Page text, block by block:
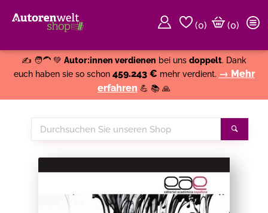
(0)
(0)
✍️ 🧑‍🦱 💚 Autor:innen verdienen bei uns doppelt. Dank
euch haben sie so schon 459.243 € mehr verdient. → Mehr
erfahren 💪 📚 🙏
Durchsuchen
Sie